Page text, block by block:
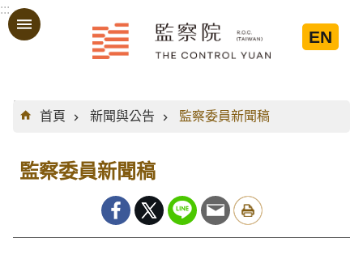
跳到主要內容區塊
:::
EN
:::
首頁
新聞與公告 監察委員新聞稿
監察委員新聞稿